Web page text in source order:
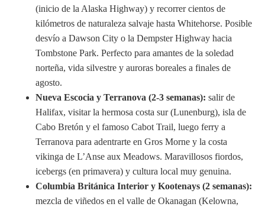
(inicio de la Alaska Highway) y recorrer cientos de
kilómetros de naturaleza salvaje hasta Whitehorse. Posible
desvío a Dawson City o la Dempster Highway hacia
Tombstone Park. Perfecto para amantes de la soledad
norteña, vida silvestre y auroras boreales a finales de
agosto.
Nueva Escocia y Terranova (2-3 semanas): salir de
Halifax, visitar la hermosa costa sur (Lunenburg), isla de
Cabo Bretón y el famoso Cabot Trail, luego ferry a
Terranova para adentrarte en Gros Morne y la costa
vikinga de L’Anse aux Meadows. Maravillosos fiordos,
icebergs (en primavera) y cultura local muy genuina.
Columbia Británica Interior y Kootenays (2 semanas):
mezcla de viñedos en el valle de Okanagan (Kelowna,